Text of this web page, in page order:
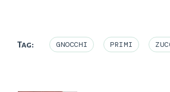
Tag: GNOCCHI PRIMI